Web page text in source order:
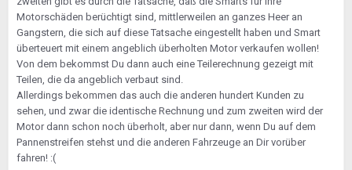
Motorschäden berüchtigt sind, mittlerweilen an ganzes Heer an
Gangstern, die sich auf diese Tatsache eingestellt haben und Smart
überteuert mit einem angeblich überholten Motor verkaufen wollen!
Von dem bekommst Du dann auch eine Teilerechnung gezeigt mit
Teilen, die da angeblich verbaut sind.
Allerdings bekommen das auch die anderen hundert Kunden zu
sehen, und zwar die identische Rechnung und zum zweiten wird der
Motor dann schon noch überholt, aber nur dann, wenn Du auf dem
Pannenstreifen stehst und die anderen Fahrzeuge an Dir vorüber
fahren! :(